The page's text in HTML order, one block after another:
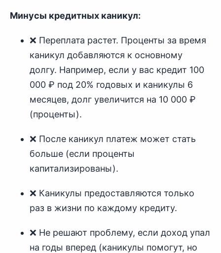
Минусы кредитных каникул:
❌ Переплата растет. Проценты за время
каникул добавляются к основному
долгу. Например, если у вас кредит 100
000 ₽ под 20% годовых и каникулы 6
месяцев, долг увеличится на 10 000 ₽
(проценты).
❌ После каникул платеж может стать
больше (если проценты
капитализированы).
❌ Каникулы предоставляются только
раз в жизни по каждому кредиту.
❌ Не решают проблему, если доход упал
на годы вперед (каникулы помогут, но